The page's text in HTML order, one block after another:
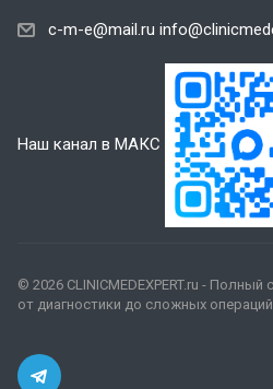
c-m-e@mail.ru
Наш канал в МАКС
© 2026 CLINICMEDEXPERT.ru -
от диагностики до сложных операций